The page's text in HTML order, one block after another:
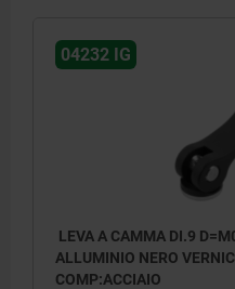
04232 IG
LEVA A CAMMA DI.9
ALLUMINIO NERO
COMP:ACCIAIO